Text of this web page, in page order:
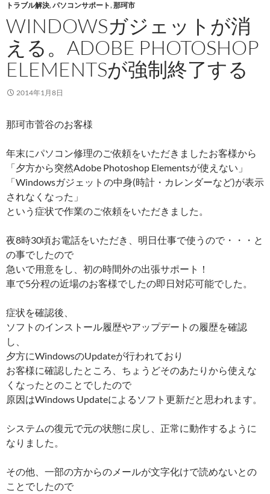
トラブル解決,パソコンサポート,那珂市
WINDOWSガジェットが消
える。ADOBE PHOTOSHOP
ELEMENTSが強制終了する
2014年1月8日
那珂市菅谷のお客様
年末にパソコン修理のご依頼をいただきましたお客様から
「夕方から突然Adobe Photoshop Elementsが使えない」
「Windowsガジェットの中身(時計・カレンダーなど)が表示
されなくなった」
という症状で作業のご依頼をいただきました。
夜8時30頃お電話をいただき、明日仕事で使うので・・・と
の事でしたので
急いで用意をし、初の時間外の出張サポート！
車で5分程の近場のお客様でしたの即日対応可能でした。
症状を確認後、
ソフトのインストール履歴やアップデートの履歴を確認
し、
夕方にWindowsのUpdateが行われており
お客様に確認したところ、ちょうどそのあたりから使えな
くなったとのことでしたので
原因はWindows Updateによるソフト更新だと思われます。
システムの復元で元の状態に戻し、正常に動作するように
なりました。
その他、一部の方からのメールが文字化けで読めないとの
ことでしたので